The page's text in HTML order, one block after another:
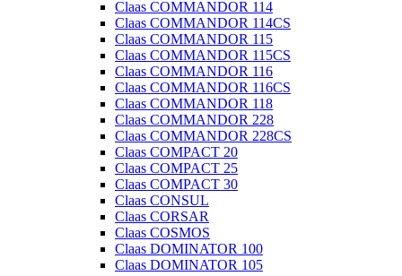
Claas COMMANDOR 114
Claas COMMANDOR 114CS
Claas COMMANDOR 115
Claas COMMANDOR 115CS
Claas COMMANDOR 116
Claas COMMANDOR 116CS
Claas COMMANDOR 118
Claas COMMANDOR 228
Claas COMMANDOR 228CS
Claas COMPACT 20
Claas COMPACT 25
Claas COMPACT 30
Claas CONSUL
Claas CORSAR
Claas COSMOS
Claas DOMINATOR 100
Claas DOMINATOR 105